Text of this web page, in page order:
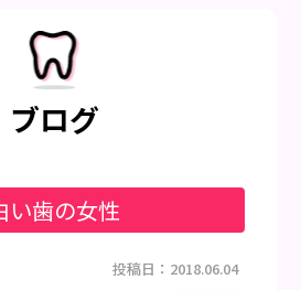
について
ついて
ブログ
い歯の女性
投稿日：2018.06.04